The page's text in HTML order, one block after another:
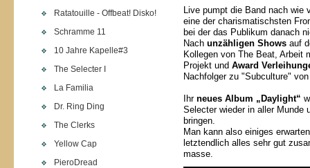
Ratatouille - Offbeat! Disko!
Schramme 11
10 Jahre Kapelle#3
The Selecter I
La Familia
Dr. Ring Ding
The Clerks
Yellow Cap
PieroDread
Live pumpt die Band nach wie
eine der charismatischsten
bei der das Publikum danach
Nach unzähligen Shows auf
Kollegen von The Beat, Arbeit
Projekt und Award
Nachfolger zu "Subculture"
Ihr neues Album „Daylight“
Selecter wieder in aller Munde
bringen.
Man kann also einiges
letztendlich alles sehr gut
masse.